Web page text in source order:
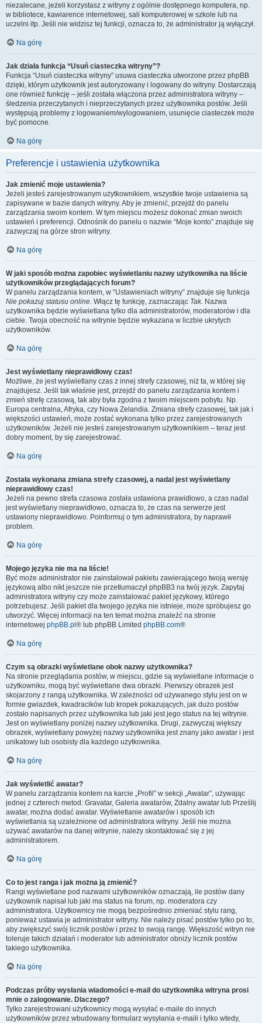
niezalecane, jeżeli korzystasz z witryny z ogólnie dostępnego komputera, np.
w bibliotece, kawiarence internetowej, sali komputerowej w szkole lub na
uczelni itp. Jeśli nie widzisz tej funkcji, oznacza to, że administrator ją wyłączył.
Na górę
Jak działa funkcja “Usuń ciasteczka witryny”?
Funkcja “Usuń ciasteczka witryny” usuwa ciasteczka utworzone przez phpBB
dzięki, którym użytkownik jest autoryzowany i logowany do witryny. Dostarczają
one również funkcję – jeśli została włączona przez administratora witryny –
śledzenia przeczytanych i nieprzeczytanych przez użytkownika postów. Jeśli
występują problemy z logowaniem/wylogowaniem, usunięcie ciasteczek może
być pomocne.
Na górę
Preferencje i ustawienia użytkownika
Jak zmienić moje ustawienia?
Jeżeli jesteś zarejestrowanym użytkownikiem, wszystkie twoje ustawienia są
zapisywane w bazie danych witryny. Aby je zmienić, przejdź do panelu
zarządzania swoim kontem. W tym miejscu możesz dokonać zmian swoich
ustawień i preferencji. Odnośnik do panelu o nazwie “Moje konto” znajduje się
zazwyczaj na górze stron witryny.
Na górę
W jaki sposób można zapobiec wyświetlaniu nazwy użytkownika na liście
użytkowników przeglądających forum?
W panelu zarządzania kontem, w “Ustawieniach witryny” znajduje się funkcja
Nie pokazuj statusu online. Włącz tę funkcję, zaznaczając Tak. Nazwa
użytkownika będzie wyświetlana tylko dla administratorów, moderatorów i dla
ciebie. Twoja obecność na witrynie będzie wykazana w liczbie ukrytych
użytkowników.
Na górę
Jest wyświetlany nieprawidłowy czas!
Możliwe, że jest wyświetlany czas z innej strefy czasowej, niż ta, w której się
znajdujesz. Jeśli tak właśnie jest, przejdź do panelu zarządzania kontem i
zmień strefę czasową, tak aby była zgodna z twoim miejscem pobytu. Np.
Europa centralna, Afryka, czy Nowa Zelandia. Zmiana strefy czasowej, tak jak i
większości ustawień, może zostać wykonana tylko przez zarejestrowanych
użytkowników. Jeżeli nie jesteś zarejestrowanym użytkownikiem – teraz jest
dobry moment, by się zarejestrować.
Na górę
Została wykonana zmiana strefy czasowej, a nadal jest wyświetlany
nieprawidłowy czas!
Jeżeli na pewno strefa czasowa została ustawiona prawidłowo, a czas nadal
jest wyświetlany nieprawidłowo, oznacza to, że czas na serwerze jest
ustawiony nieprawidłowo. Poinformuj o tym administratora, by naprawił
problem.
Na górę
Mojego języka nie ma na liście!
Być może administrator nie zainstalował pakietu zawierającego twoją wersję
językową albo nikt jeszcze nie przetłumaczył phpBB3 na twój język. Zapytaj
administratora witryny czy może zainstalować pakiet językowy, którego
potrzebujesz. Jeśli pakiet dla twojego języka nie istnieje, może spróbujesz go
utworzyć. Więcej informacji na ten temat można znaleźć na stronie
internetowej phpBB.pl ® lub phpBB Limited phpBB.com®
Na górę
Czym są obrazki wyświetlane obok nazwy użytkownika?
Na stronie przeglądania postów, w miejscu, gdzie są wyświetlane informacje o
użytkowniku, mogą być wyświetlane dwa obrazki. Pierwszy obrazek jest
skojarzony z rangą użytkownika. W zależności od używanego stylu jest on w
formie gwiazdek, kwadracików lub kropek pokazujących, jak dużo postów
zostało napisanych przez użytkownika lub jaki jest jego status na tej witrynie.
Jest on wyświetlany poniżej nazwy użytkownika. Drugi, zazwyczaj większy
obrazek, wyświetlany powyżej nazwy użytkownika jest znany jako awatar i jest
unikatowy lub osobisty dla każdego użytkownika.
Na górę
Jak wyświetlić awatar?
W panelu zarządzania kontem na karcie „Profil” w sekcji „Awatar”, używając
jednej z czterech metod: Gravatar, Galeria awatarów, Zdalny awatar lub Prześlij
awatar, można dodać awatar. Wyświetlanie awatarów i sposób ich
wyświetlania są uzależnione od administratora witryny. Jeśli nie można
używać awatarów na danej witrynie, należy skontaktować się z jej
administratorem.
Na górę
Co to jest ranga i jak można ją zmienić?
Rangi wyświetlane pod nazwami użytkowników oznaczają, ile postów dany
użytkownik napisał lub jaki ma status na forum, np. moderatora czy
administratora. Użytkownicy nie mogą bezpośrednio zmieniać stylu rang,
ponieważ ustawia je administrator witryny. Nie należy pisać postów tylko po to,
aby zwiększyć swój licznik postów i przez to swoją rangę. Większość witryn nie
toleruje takich działań i moderator lub administrator obniży licznik postów
takiego użytkownika.
Na górę
Podczas próby wysłania wiadomości e-mail do użytkownika witryna prosi
mnie o zalogowanie. Dlaczego?
Tylko zarejestrowani użytkownicy mogą wysyłać e-maile do innych
użytkowników przez wbudowany formularz wysyłania e-maili i tylko wtedy,